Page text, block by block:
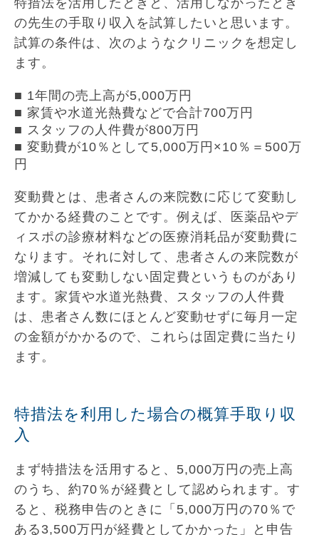
の先生の手取り収入を試算したいと思います。
試算の条件は、次のようなクリニックを想定し
ます。
■ 1年間の売上高が5,000万円
■ 家賃や水道光熱費などで合計700万円
■ スタッフの人件費が800万円
■ 変動費が10％として5,000万円×10％＝500万
円
変動費とは、患者さんの来院数に応じて変動し
てかかる経費のことです。例えば、医薬品やデ
ィスポの診療材料などの医療消耗品が変動費に
なります。それに対して、患者さんの来院数が
増減しても変動しない固定費というものがあり
ます。家賃や水道光熱費、スタッフの人件費
は、患者さん数にほとんど変動せずに毎月一定
の金額がかかるので、これらは固定費に当たり
ます。
特措法を利用した場合の概算手取り収
入
まず特措法を活用すると、5,000万円の売上高
のうち、約70％が経費として認められます。す
ると、税務申告のときに「5,000万円の70％で
ある3,500万円が経費としてかかった」と申告